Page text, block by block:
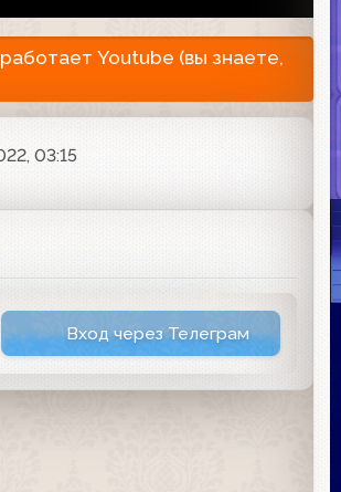
Youtube (вы знаете,
03:15
Вход через Телеграм